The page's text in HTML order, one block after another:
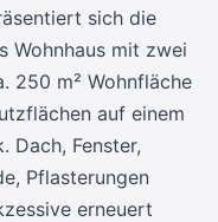
sich die
Wohnhaus mit zwei
250 m² Wohnfläche
auf einem
Dach, Fenster,
Pflasterungen
erneuert